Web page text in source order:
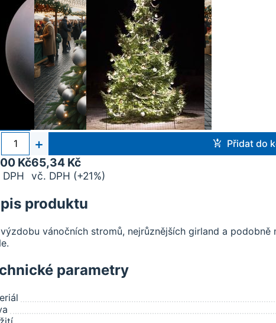
+ Přidat do
Kč65,34 Kč
vč. DPH (+21%)
produktu
vánočních stromů, nejrůznějších girland a
parametry